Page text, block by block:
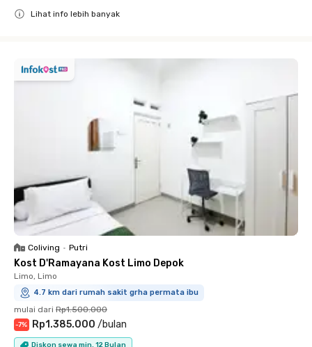
Lihat info lebih banyak
Coliving • Putri
Kost D'Ramayana Kost Limo Depok
Limo, Limo
4.7 km dari rumah sakit grha permata ibu
mulai dari Rp1.500.000
-7% Rp1.385.000 /bulan
Diskon sewa min. 12 Bulan